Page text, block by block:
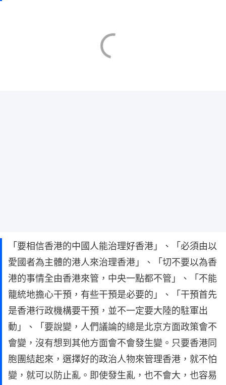
「要相信香港的中國人能治理好香港」、「必須由以
愛國者為主體的港人來治理香港」、「切不要以為香
港的事情全由香港來管，中央一點都不管」、「不能
籠統地擔心干預，有些干預是必要的」、「干預首先
是香港行政機構要干預，並不一定要大陸的駐軍出
動」、「要說變，人們議論的總是北京方面政策會不
會變，沒有想到其他方面會不會發生變。只要香港同
胞團結起來，選擇好的政治人物來管理香港，就不怕
變，就可以防止亂。即使發生亂，也不會大，也容易